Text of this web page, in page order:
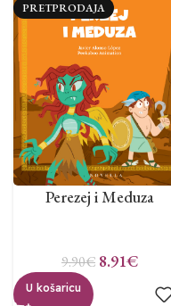
PRETPRODAJA
Perezej i Meduza
9.90€ 8.91€
U košaricu